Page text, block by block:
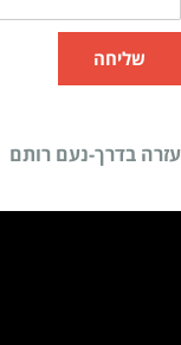
שליחה
עזרה בדרך-נעם רותם